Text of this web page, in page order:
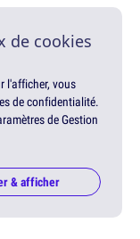
de cookies
l'afficher, vous
de confidentialité.
de Gestion
& afficher